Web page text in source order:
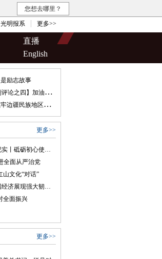
您想去哪里？
光明报系 更多>>
直播
English